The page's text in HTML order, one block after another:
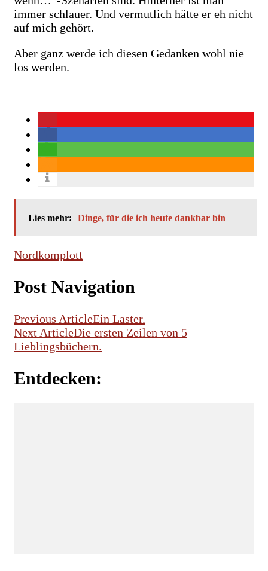
immer schlauer. Und vermutlich hätte er eh nicht
auf mich gehört.
Aber ganz werde ich diesen Gedanken wohl nie
los werden.
Lies mehr: Dinge, für die ich heute dankbar bin
Nordkomplott
Post Navigation
Previous ArticleEin Laster.
Next ArticleDie ersten Zeilen von 5
Lieblingsbüchern.
Entdecken: